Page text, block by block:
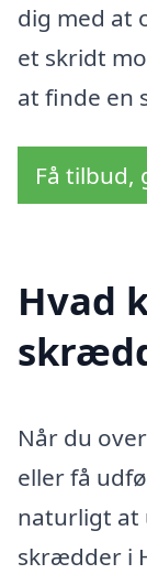
dig med at
et skridt
at finde en
Få tilbud,
Hvad
Når du
eller få
naturligt at
skrædder i